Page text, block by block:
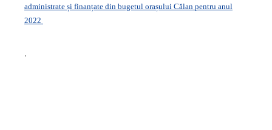
administrate și finanțate din bugetul orașului Călan pentru anul
2022
.